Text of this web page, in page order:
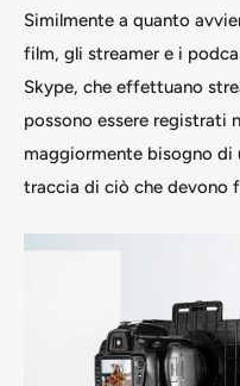
Similmente a quanto
film, gli streamer e i
Skype, che effettuano
possono essere registrati
maggiormente bisogno di
traccia di ciò che devono